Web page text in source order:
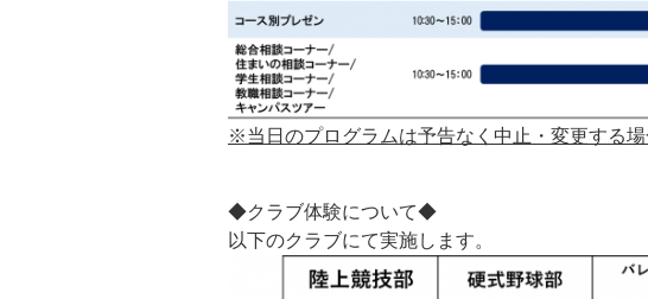
※当日のプログラムは予告なく中止・変更する
◆クラブ体験について◆
以下のクラブにて実施します。